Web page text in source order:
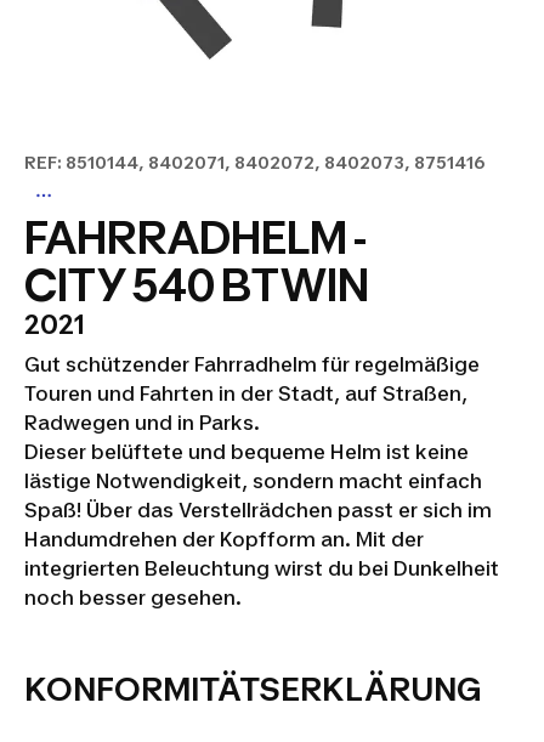
REF: 8510144, 8402071, 8402072, 8402073, 8751416
FAHRRADHELM -
CITY 540 BTWIN
2021
Gut schützender Fahrradhelm für regelmäßige
Touren und Fahrten in der Stadt, auf Straßen,
Radwegen und in Parks.
Dieser belüftete und bequeme Helm ist keine
lästige Notwendigkeit, sondern macht einfach
Spaß! Über das Verstellrädchen passt er sich im
Handumdrehen der Kopfform an. Mit der
integrierten Beleuchtung wirst du bei Dunkelheit
noch besser gesehen.
KONFORMITÄTSERKLÄRUNG